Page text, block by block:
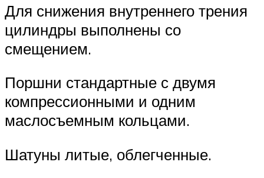
Для снижения внутреннего трения
цилиндры выполнены со
смещением.
Поршни стандартные с двумя
компрессионными и одним
маслосъемным кольцами.
Шатуны литые, облегченные.